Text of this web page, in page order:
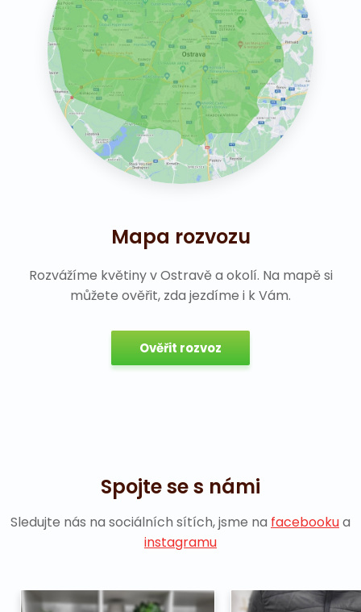
Mapa rozvozu
Rozvážíme květiny v Ostravě a okolí. Na mapě si
můžete ověřit, zda jezdíme i k Vám.
Ověřit rozvoz
Spojte se s námi
Sledujte nás na sociálních sítích, jsme na facebookua
instagramu